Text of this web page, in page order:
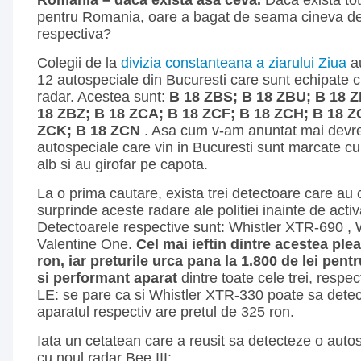
pentru Romania, oare a bagat de seama cineva
respectiva?
Colegii de la divizia constanteana a ziarului Ziua
12 autospeciale din Bucuresti care sunt echipate
radar. Acestea sunt: B 18 ZBS; B 18 ZBU; B 18
18 ZBZ; B 18 ZCA; B 18 ZCF; B 18 ZCH; B 18
ZCK; B 18 ZCN . Asa cum v-am anuntat mai
autospeciale care vin in Bucuresti sunt marcate
alb si au girofar pe capota.
La o prima cautare, exista trei detectoare care au
surprinde aceste radare ale politiei inainte de
Detectoarele respective sunt: Whistler XTR-690 ,
Valentine One. Cel mai ieftin dintre acestea
ron, iar preturile urca pana la 1.800 de lei
si performant aparat dintre toate cele trei,
LE: se pare ca si Whistler XTR-330 poate sa
aparatul respectiv are pretul de 325 ron.
Iata un cetatean care a reusit sa detecteze o
cu noul radar Bee III: